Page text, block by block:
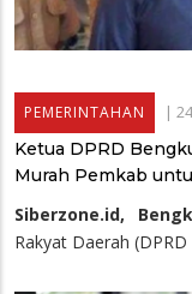
PEMERINTAHAN |
Ketua DPRD
Murah Pemkab
Siberzone.id,
Rakyat Daerah (DPRD